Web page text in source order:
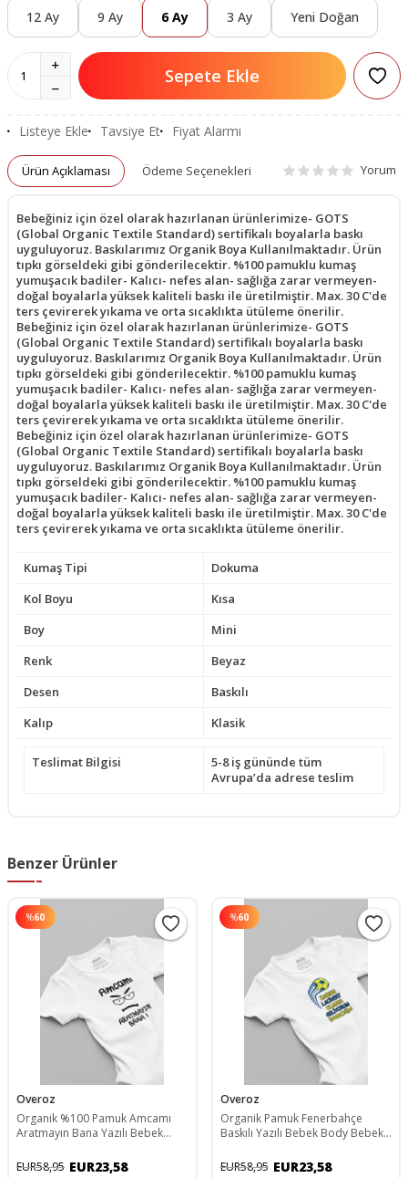
12 Ay 9 Ay 6 Ay 3 Ay Yeni Doğan
Sepete Ekle
Listeye Ekle Tavsiye Et Fiyat Alarmı
Ürün Açıklaması Ödeme Seçenekleri Yorum
Bebeğiniz için özel olarak hazırlanan ürünlerimize- GOTS
(Global Organic Textile Standard) sertifikalı boyalarla baskı
uyguluyoruz. Baskılarımız Organik Boya Kullanılmaktadır. Ürün
tıpkı görseldeki gibi gönderilecektir. %100 pamuklu kumaş
yumuşacık badiler- Kalıcı- nefes alan- sağlığa zarar vermeyen-
doğal boyalarla yüksek kaliteli baskı ile üretilmiştir. Max. 30 C'de
ters çevirerek yıkama ve orta sıcaklıkta ütüleme önerilir.
Bebeğiniz için özel olarak hazırlanan ürünlerimize- GOTS
(Global Organic Textile Standard) sertifikalı boyalarla baskı
uyguluyoruz. Baskılarımız Organik Boya Kullanılmaktadır. Ürün
tıpkı görseldeki gibi gönderilecektir. %100 pamuklu kumaş
yumuşacık badiler- Kalıcı- nefes alan- sağlığa zarar vermeyen-
doğal boyalarla yüksek kaliteli baskı ile üretilmiştir. Max. 30 C'de
ters çevirerek yıkama ve orta sıcaklıkta ütüleme önerilir.
Bebeğiniz için özel olarak hazırlanan ürünlerimize- GOTS
(Global Organic Textile Standard) sertifikalı boyalarla baskı
uyguluyoruz. Baskılarımız Organik Boya Kullanılmaktadır. Ürün
tıpkı görseldeki gibi gönderilecektir. %100 pamuklu kumaş
yumuşacık badiler- Kalıcı- nefes alan- sağlığa zarar vermeyen-
doğal boyalarla yüksek kaliteli baskı ile üretilmiştir. Max. 30 C'de
ters çevirerek yıkama ve orta sıcaklıkta ütüleme önerilir.
Kumaş Tipi
Dokuma
Kol Boyu
Kısa
Boy
Mini
Renk
Beyaz
Desen
Baskılı
Kalıp
Klasik
Teslimat Bilgisi
5-8 iş gününde tüm
Avrupa’da adrese teslim
Benzer Ürünler
%60
Overoz
Organik %100 Pamuk Amcamı
Aratmayın Bana Yazılı Bebek
Zıbın 5750
EUR58,95 EUR23,58
%60
Overoz
Organik Pamuk Fenerbahçe
Baskılı Yazılı Bebek Body Bebek
EUR58,95 EUR23,58